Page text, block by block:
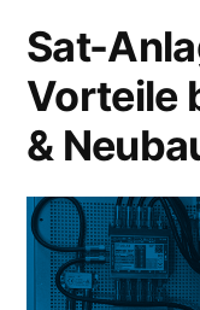
Sat-
Vorteile
&